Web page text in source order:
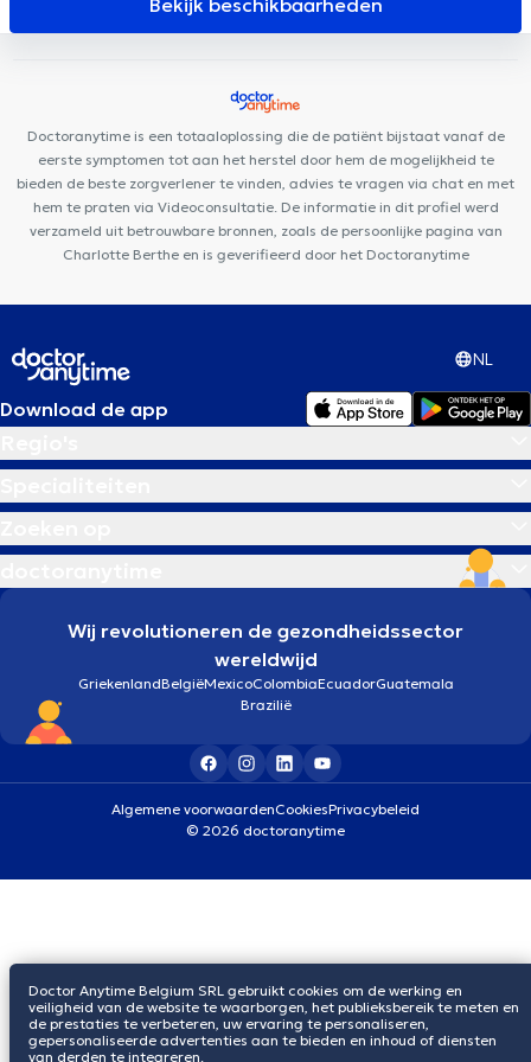
Medical
Centre Adem
Maison médicale Avicenne
Amimo MesaCosa Colonel Bourg
Bekijk beschikbaarheden
Doctoranytime is een totaaloplossing die de patiënt bijstaat vanaf de
eerste symptomen tot aan het herstel door hem de mogelijkheid te
bieden de beste zorgverlener te vinden, advies te vragen via chat en met
hem te praten via Videoconsultatie. De informatie in dit profiel werd
verzameld uit betrouwbare bronnen, zoals de persoonlijke pagina van
Charlotte Berthe en is geverifieerd door het Doctoranytime
NL
Download de app
Wij revolutioneren de gezondheidssector
wereldwijd
GriekenlandBelgiëMexicoColombiaEcuadorGuatemala
Brazilië
Algemene voorwaardenCookiesPrivacybeleid
© 2026 doctoranytime
Doctor Anytime Belgium SRL gebruikt cookies om de werking en
veiligheid van de website te waarborgen, het publieksbereik te meten en
de prestaties te verbeteren, uw ervaring te personaliseren,
gepersonaliseerde advertenties aan te bieden en inhoud of diensten
van derden te integreren.